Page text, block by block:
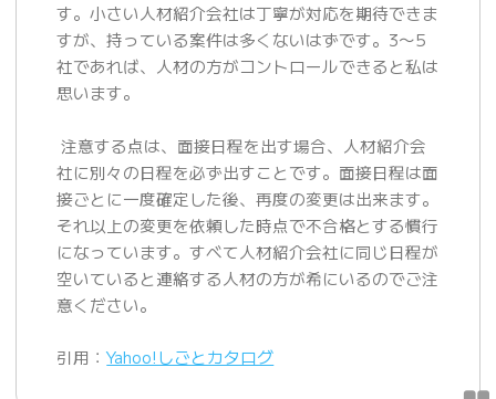
す。小さい人材紹介会社は丁寧が対応を期待できま
すが、持っている案件は多くないはずです。3〜5
社であれば、人材の方がコントロールできると私は
思います。
注意する点は、面接日程を出す場合、人材紹介会
社に別々の日程を必ず出すことです。面接日程は面
接ごとに一度確定した後、再度の変更は出来ます。
それ以上の変更を依頼した時点で不合格とする慣行
になっています。すべて人材紹介会社に同じ日程が
空いていると連絡する人材の方が希にいるのでご注
意ください。
引用：Yahoo!しごとカタログ